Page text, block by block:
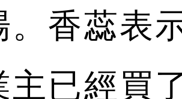
。香蕊表
主已經買